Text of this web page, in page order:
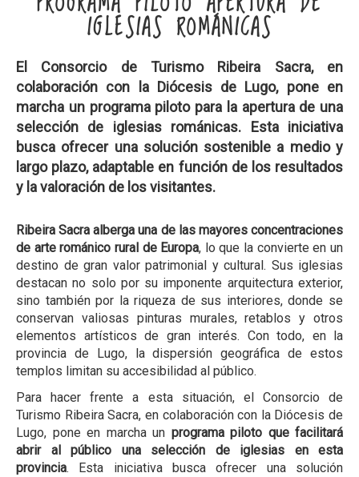
IGLESIAS ROMÁNICAS
El Consorcio de Turismo Ribeira Sacra, en
colaboración con la Diócesis de Lugo, pone en
marcha un programa piloto para la apertura de una
selección de iglesias románicas. Esta iniciativa
busca ofrecer una solución sostenible a medio y
largo plazo, adaptable en función de los resultados
y la valoración de los visitantes.
Ribeira Sacra alberga una de las mayores concentraciones
de arte románico rural de Europa, lo que la convierte en un
destino de gran valor patrimonial y cultural. Sus iglesias
destacan no solo por su imponente arquitectura exterior,
sino también por la riqueza de sus interiores, donde se
conservan valiosas pinturas murales, retablos y otros
elementos artísticos de gran interés. Con todo, en la
provincia de Lugo, la dispersión geográfica de estos
templos limitan su accesibilidad al público.
Para hacer frente a esta situación, el Consorcio de
Turismo Ribeira Sacra, en colaboración con la Diócesis de
Lugo, pone en marcha un programa piloto que facilitará
abrir al público una selección de iglesias en esta
provincia. Esta iniciativa busca ofrecer una solución